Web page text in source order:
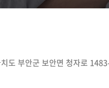
도 부안군 보안면 청자로